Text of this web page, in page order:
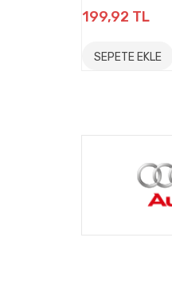
199,92 TL
SEPETE EKLE